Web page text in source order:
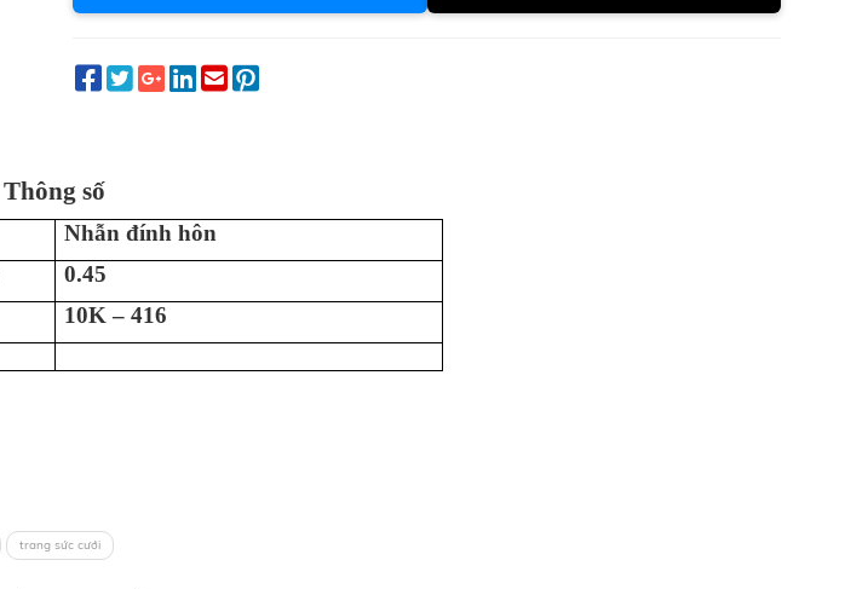
Thông số
Nhẫn đính hôn
0.45
10K – 416
trang sức cưới